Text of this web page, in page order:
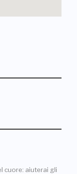
cuore: aiuterai gli